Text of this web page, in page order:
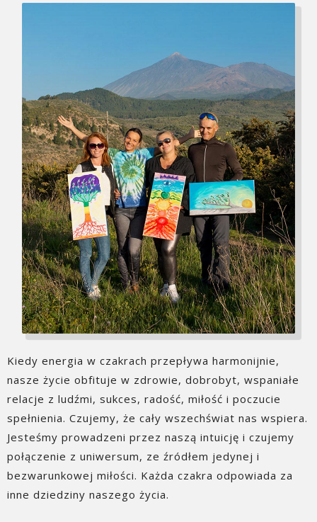
Kiedy energia w czakrach przepływa harmonijnie,
nasze życie obfituje w zdrowie, dobrobyt, wspaniałe
relacje z ludźmi, sukces, radość, miłość i poczucie
spełnienia. Czujemy, że cały wszechświat nas wspiera.
Jesteśmy prowadzeni przez naszą intuicję i czujemy
połączenie z uniwersum, ze źródłem jedynej i
bezwarunkowej miłości. Każda czakra odpowiada za
inne dziedziny naszego życia.